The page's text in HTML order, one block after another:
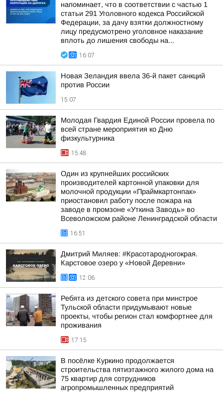
напоминает, что в соответствии с частью 1
статьи 291 Уголовного кодекса Российской
Федерации, за дачу взятки должностному
лицу предусмотрено уголовное наказание
вплоть до лишения свободы на...
16:07
Новая Зеландия ввела 36-й пакет санкций
против России
15:07
Молодая Гвардия Единой России провела по
всей стране мероприятия ко Дню
физкультурника
15:48
Один из крупнейших российских
производителей картонной упаковки для
молочной продукции «Праймкартонпак»
приостановил работу после пожара на
заводе в промзоне «Уткина Заводь» во
Всеволожском районе Ленинградской области
16:51
Дмитрий Миляев: #Красотародногокрая.
Карстовое озеро у «Новой Деревни»
12:06
Ребята из детского совета при минстрое
Тульской области придумывают новые
проекты, чтобы регион стал комфортнее для
проживания
17:15
В посёлке Куркино продолжается
строительства пятиэтажного жилого дома на
75 квартир для сотрудников
агропромышленных предприятий